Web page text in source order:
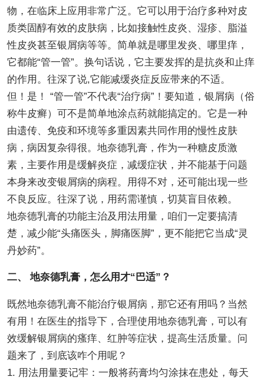
物，在临床上应用非常广泛。它可以用于治疗多种对皮
质类固醇有效的皮肤病，比如接触性皮炎、湿疹、脂溢
性皮炎甚至银屑病等等。简单就是哪里发炎、哪里痒，
它都能“管一管”。换句话说，它主要发挥的是抗炎和止痒
的作用。往深了说,它能减缓炎症反应带来的不适。
但！是！ “管一管”不代表“治疗病”！要知道，银屑病（俗
称牛皮癣）可不是简单地涂点药就能搞定的。它是一种
由遗传、免疫和环境等多重因素共同作用的慢性皮肤
病，病因复杂得很。地奈德乳膏，作为一种糖皮质激
素，主要作用是缓解炎症，减缓症状，并不能基于问题
本身来改变银屑病的病程。用得不对，还可能出现一些
不良反应。往深了说，用药需谨慎，切莫盲目依赖。
地奈德乳膏的功能主治及用法用量，咱们一定要搞清
楚，减少能“头痛医头，脚痛医脚”，更不能把它当成“灵
丹妙药”。
二、 地奈德乳膏，怎么用才“巴适”？
既然地奈德乳膏不能治疗银屑病，那它还有用吗？当然
有用！在医生的指导下，合理使用地奈德乳膏，可以有
效缓解银屑病的瘙痒、红肿等症状，提高生活质量。问
题来了，到底该咋个用呢？
1. 用法用量要记牢：一般将药膏均匀涂抹在患处，每天